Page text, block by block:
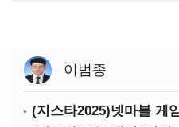
이범종